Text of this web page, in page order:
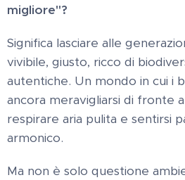
migliore"?
Significa lasciare alle
vivibile, giusto, ricco di
autentiche. Un mondo in cui i
ancora meravigliarsi di fronte
respirare aria pulita e sentirsi
armonico.
Ma non è solo questione